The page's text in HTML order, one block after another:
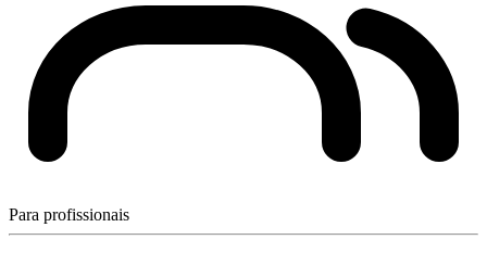
Para profissionais